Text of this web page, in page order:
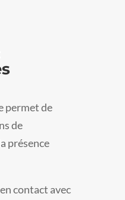
permet de
de
présence
contact avec